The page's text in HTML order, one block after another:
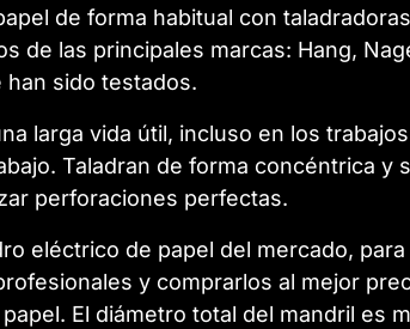
de forma habitual con
de las principales marcas: Hang,
han sido testados.
larga vida útil, incluso en los
Taladran de forma concéntrica y
perforaciones perfectas.
eléctrico de papel del mercado,
y comprarlos al mejor
El diámetro total del mandril es